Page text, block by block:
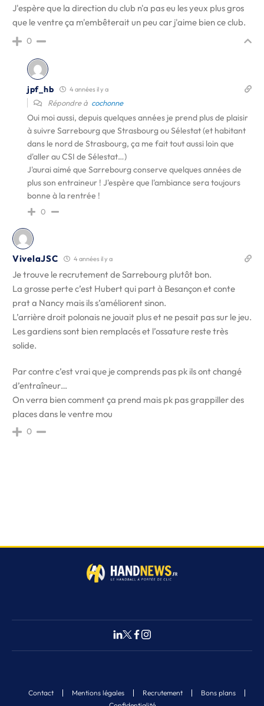
J'espère que la direction du club n'a pas eu les yeux plus gros
que le ventre ça m'embêterait un peu car j'aime bien ce club.
0
jpf_hb 4 années il y a
Répondre à cochonne
Oui moi aussi, depuis quelques années je prend plus de plaisir
à suivre Sarrebourg que Strasbourg ou Sélestat (et habitant
dans le nord de Strasbourg, ça me fait tout aussi loin que
d'aller au CSI de Sélestat…)
J'aurai aimé que Sarrebourg conserve quelques années de
plus son entraineur ! J'espère que l'ambiance sera toujours
bonne à la rentrée !
0
VivelaJSC 4 années il y a
Je trouve le recrutement de Sarrebourg plutôt bon.
La grosse perte c’est Hubert qui part à Besançon et conte
prat a Nancy mais ils s’améliorent sinon.
L’arrière droit polonais ne jouait plus et ne pesait pas sur le jeu.
Les gardiens sont bien remplacés et l’ossature reste très
solide.
Par contre c’est vrai que je comprends pas pk ils ont changé
d’entraîneur…
On verra bien comment ça prend mais pk pas grappiller des
places dans le ventre mou
0
Contact Mentions légales Recrutement
Bons plans